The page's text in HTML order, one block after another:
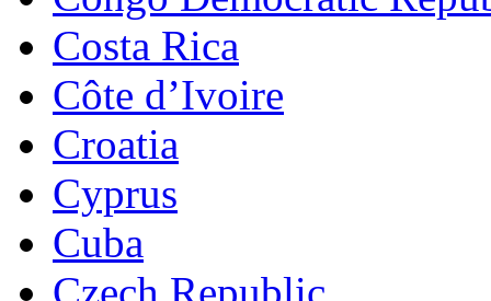
Costa Rica
Côte d’Ivoire
Croatia
Cyprus
Cuba